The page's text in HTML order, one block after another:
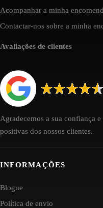
Acompanhar a minha
Contactar-nos sobre a minha
Avaliações de clientes
Agradecemos a sua confiança
positivas dos nossos clientes.
INFORMAÇÕES
Blogue
Política de envio